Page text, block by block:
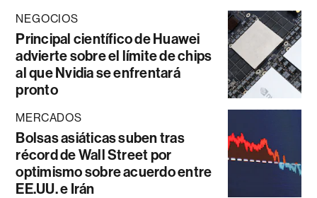
NEGOCIOS
Principal científico de Huawei
advierte sobre el límite de chips
al que Nvidia se enfrentará
pronto
MERCADOS
Bolsas asiáticas suben tras
récord de Wall Street por
optimismo sobre acuerdo entre
EE.UU. e Irán